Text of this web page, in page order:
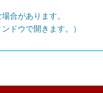
合があります。
ンドウで開きます。）